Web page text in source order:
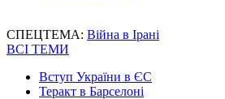
СПЕЦТЕМА: Війна в Ірані
ВСІ ТЕМИ
Вступ України в ЄС
Теракт в Барселоні